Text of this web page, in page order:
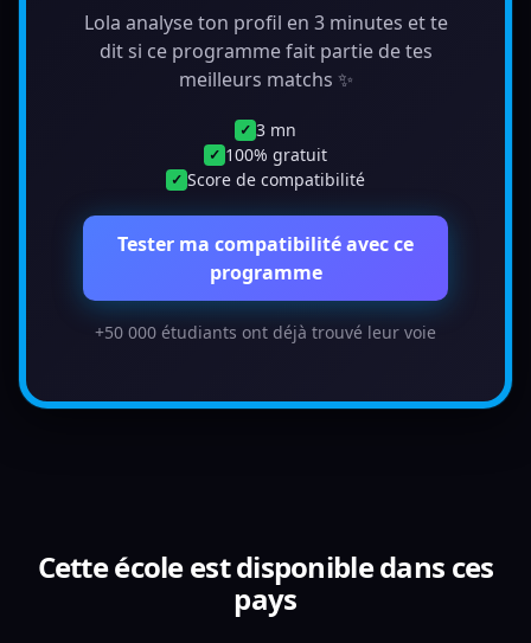
Lola analyse ton profil en 3 minutes et te
dit si ce programme fait partie de tes
meilleurs matchs ✨
✓ 3 mn
✓ 100% gratuit
✓ Score de compatibilité
Tester ma compatibilité avec ce
programme
+50 000 étudiants ont déjà trouvé leur voie
Cette école est disponible dans ces
pays